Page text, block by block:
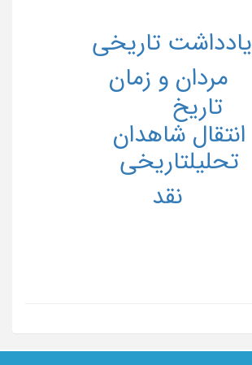
انتقال شاهدان
تاریخ
تحلیلتاریخی
مردان و زمان
نقد
یادداشت تاریخی